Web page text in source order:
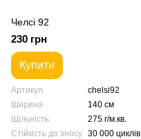
Челсі 92
230 грн
Купити
Артикул
chelsi92
Ширина
140 см
Щільність
275 г/м.кв.
Стійкість до зносу 30 000 циклів